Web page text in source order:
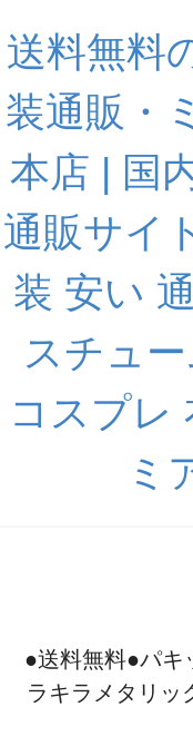
送料無料
装通販・
本店 | 国
通販サイ
装 安い
スチュ
コスプレ
ミ
●送料無料●パキ
ラキラメタリ